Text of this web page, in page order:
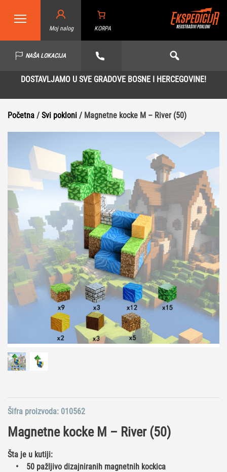
Moj nalog KORPA
NAŠA LOKACIJA
DOSTAVLJAMO U SVE GRADOVE BOSNE I HERCEGOVINE!
Početna / Svi pokloni / Magnetne kocke M – River (50)
Magnetne kocke M – River (50)
Šta je u kutiji:
• 50 pažljivo dizajniranih magnetnih kockica
Šifra proizvoda: 010562